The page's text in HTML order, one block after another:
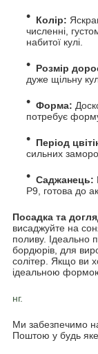
Колір:
численні,
набитої кулі.
Розмір
дуже щільну
Форма:
потребує
Період
сильних
Саджанець:
Р9, готова до
Посадка та
висаджуйте на
поливу. Ідеально
бордюрів, для
солітер. Якщо ви
ідеальною
нг.
Ми забезпечимо
Поштою у будь яке